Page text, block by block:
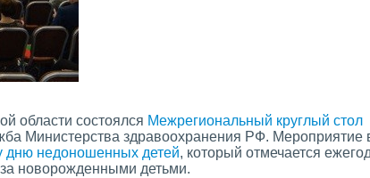
области состоялся Межрегиональный круглый стол
Министерства здравоохранения РФ. Мероприятие
дню недоношенных детей, который отмечается
новорожденными детьми.